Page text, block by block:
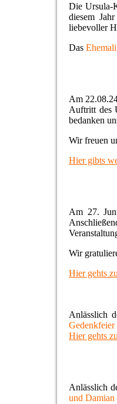
Die Ursula-
diesem
liebevoller
Das
Am
Auftritt des
bedanken
Wir freuen
Hier gibts
Am 27.
Wir
Hier gehts
Anlässlich
Gedenkfeier
Hier gehts
Anlässlich
und Damian